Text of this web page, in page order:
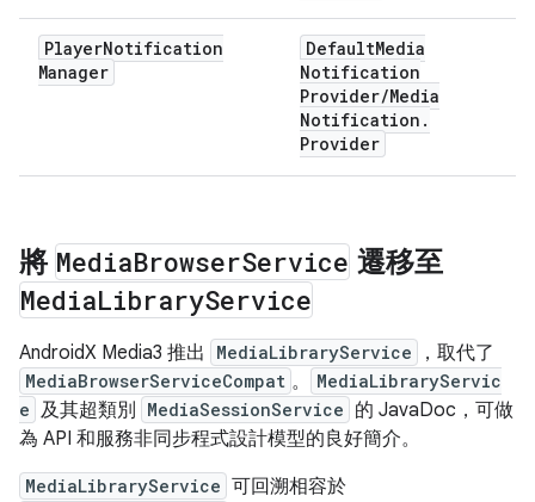
PlayerNotification
Manager
DefaultMedia
Notification
Provider/Media
Notification .
Provider
將 MediaBrowserService 遷移至
MediaLibraryService
AndroidX Media3 推出 MediaLibraryService ，取代了
MediaBrowserServiceCompat 。
MediaLibraryServic
e 及其超類別 MediaSessionService 的 JavaDoc，可做
為 API 和服務非同步程式設計模型的良好簡介。
MediaLibraryService 可回溯相容於